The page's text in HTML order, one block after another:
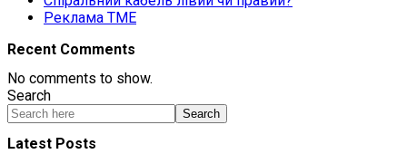
Реклама TME
Recent Comments
No comments to show.
Search
Search
Latest Posts